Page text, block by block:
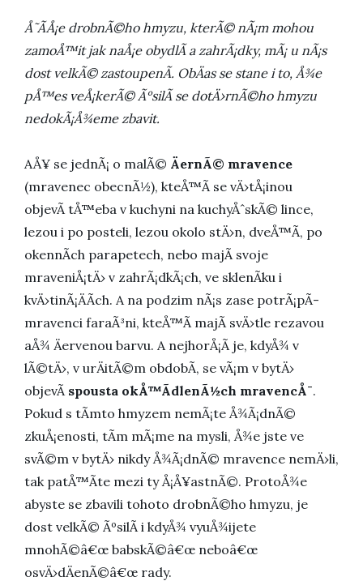
Å˜Ã­Å¡e drobnÃ©ho hmyzu, kterÃ© nÃ¡m mohou
zamoÅ™it jak naÅ¡e obydlÃ­ a zahrÃ¡dky, mÃ¡ u nÃ¡s
dost velkÃ© zastoupenÃ­. ObÄas se stane i to, Å¾e
pÅ™es veÅ¡kerÃ© ÃºsilÃ­ se dotÄ›rnÃ©ho hmyzu
nedokÃ¡Å¾eme zbavit.
AÅ¥ se jednÃ¡ o malÃ© ÄernÃ© mravence
(mravenec obecnÃ½), kteÅ™Ã­ se vÄ›tÅ¡inou
objevÃ­ tÅ™eba v kuchyni na kuchyÅˆskÃ© lince,
lezou i po posteli, lezou okolo stÄ›n, dveÅ™Ã­, po
okennÃ­ch parapetech, nebo majÃ­ svoje
mraveniÅ¡tÄ› v zahrÃ¡dkÃ¡ch, ve sklenÃ­ku i
kvÄ›tinÃ¡ÄÃ­ch. A na podzim nÃ¡s zase potrÃ¡pÃ­
mravenci faraÃ³ni, kteÅ™Ã­ majÃ­ svÄ›tle rezavou
aÅ¾ Äervenou barvu. A nejhorÅ¡Ã­ je, kdyÅ¾ v
lÃ©tÄ›, v urÄitÃ©m obdobÃ­, se vÃ¡m v bytÄ›
objevÃ­ spousta okÅ™Ã­dlenÃ½ch mravencÅ¯.
Pokud s tÃ­mto hmyzem nemÃ¡te Å¾Ã¡dnÃ©
zkuÅ¡enosti, tÃ­m mÃ¡me na mysli, Å¾e jste ve
svÃ©m v bytÄ› nikdy Å¾Ã¡dnÃ© mravence nemÄ›li,
tak patÅ™Ã­te mezi ty Å¡Å¥astnÃ©. ProtoÅ¾e
abyste se zbavili tohoto drobnÃ©ho hmyzu, je
dost velkÃ© ÃºsilÃ­ i kdyÅ¾ vyuÅ¾ijete
mnohÃ©â€œ babskÃ©â€œ neboâ€œ
osvÄ›dÄenÃ©â€œ rady.